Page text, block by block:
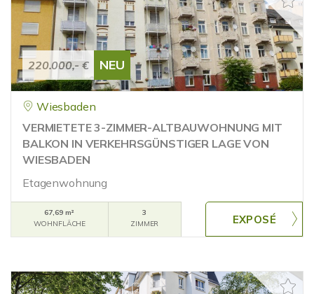
220.000,- € NEU
Wiesbaden
VERMIETETE 3-ZIMMER-ALTBAUWOHNUNG MIT
BALKON IN VERKEHRSGÜNSTIGER LAGE VON
WIESBADEN
Etagenwohnung
67,69 m²
WOHNFLÄCHE
3
ZIMMER